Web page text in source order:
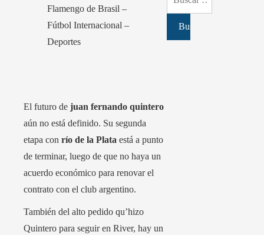
El futuro de juan fernando quintero
aún no está definido. Su segunda
etapa con río de la Plata está a punto
de terminar, luego de que no haya un
acuerdo económico para renovar el
contrato con el club argentino.
También del alto pedido qu’hizo
Quintero para seguir en River, hay un